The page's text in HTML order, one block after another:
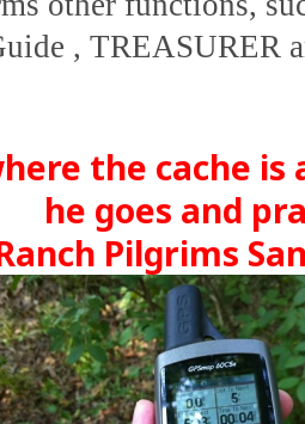
, TREASURER
the cache is
he goes and
Pilgrims